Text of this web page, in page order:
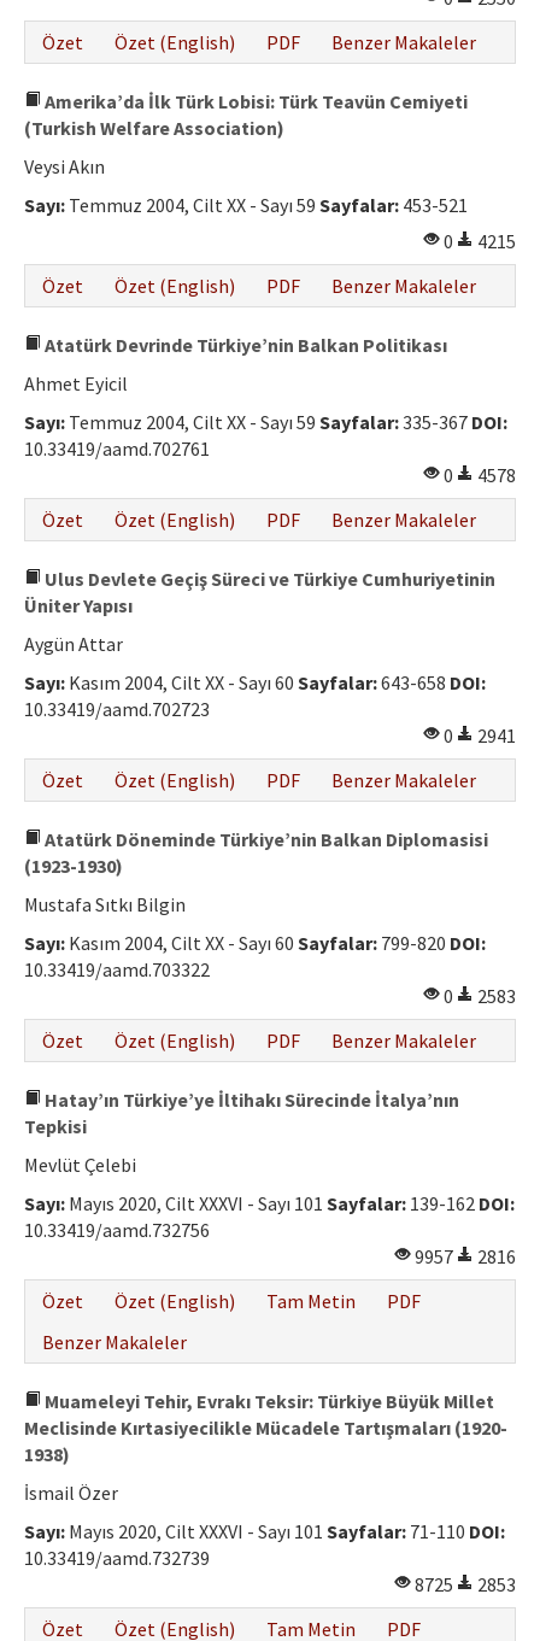
Özet
Özet (English) PDF Benzer Makaleler
Amerika’da İlk Türk Lobisi: Türk Teavün Cemiyeti
(Turkish Welfare Association)
Veysi Akın
Sayı: Temmuz 2004, Cilt XX - Sayı 59 Sayfalar: 453-521
0
4215
Özet
Özet (English) PDF Benzer Makaleler
Atatürk Devrinde Türkiye’nin Balkan Politikası
Ahmet Eyicil
Sayı: Temmuz 2004, Cilt XX - Sayı 59 Sayfalar:335-367 DOI:
10.33419/aamd.702761
0
4578
Özet
Özet (English) PDF Benzer Makaleler
Ulus Devlete Geçiş Süreci ve Türkiye Cumhuriyetinin
Üniter Yapısı
Aygün Attar
Sayı: Kasım 2004, Cilt XX - Sayı 60 Sayfalar:643-658 DOI:
10.33419/aamd.702723
0
2941
Özet
Özet (English) PDF Benzer Makaleler
Atatürk Döneminde Türkiye’nin Balkan Diplomasisi
(1923-1930)
Mustafa Sıtkı Bilgin
Sayı: Kasım 2004, Cilt XX - Sayı 60 Sayfalar: 799-820 DOI:
10.33419/aamd.703322
0
2583
Özet
Özet (English) PDF Benzer Makaleler
Hatay’ın Türkiye’ye İltihakı Sürecinde İtalya’nın
Tepkisi
Mevlüt Çelebi
Sayı: Mayıs 2020, Cilt XXXVI - Sayı 101 Sayfalar: 139-162 DOI:
10.33419/aamd.732756
9957
2816
Özet
Özet (English) Tam Metin
PDF
Benzer Makaleler
Muameleyi Tehir, Evrakı Teksir: Türkiye Büyük Millet
Meclisinde Kırtasiyecilikle Mücadele Tartışmaları (1920-
1938)
İsmail Özer
Sayı: Mayıs 2020, Cilt XXXVI - Sayı 101 Sayfalar: 71-110 DOI:
10.33419/aamd.732739
8725
2853
Özet
Özet (English) Tam Metin PDF